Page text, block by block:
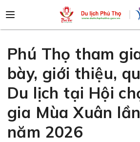
Phú Thọ tham
bày, giới thiệu,
Du lịch tại Hội
gia Mùa Xuân
năm 2026